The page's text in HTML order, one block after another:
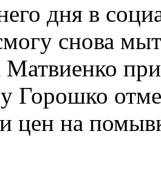
дня в
снова
Горошко
цен на